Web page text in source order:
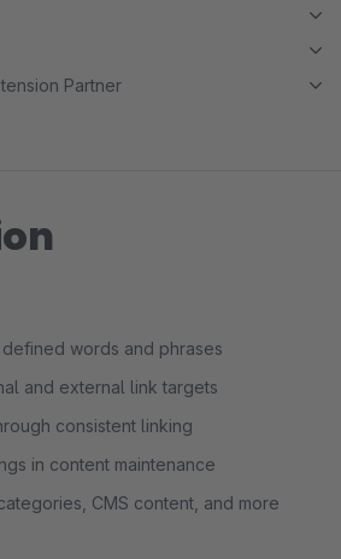
Partner
words and phrases
and external link targets
consistent linking
in content maintenance
CMS content, and more